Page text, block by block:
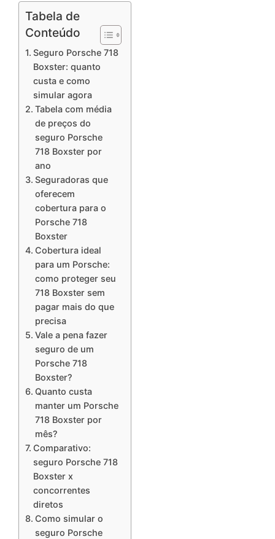
Tabela de
Conteúdo
Seguro Porsche 718
Boxster: quanto
custa e como
simular agora
Tabela com média
de preços do
seguro Porsche
718 Boxster por
ano
Seguradoras que
oferecem
cobertura para o
Porsche 718
Boxster
Cobertura ideal
para um Porsche:
como proteger seu
718 Boxster sem
pagar mais do que
precisa
Vale a pena fazer
seguro de um
Porsche 718
Boxster?
Quanto custa
manter um Porsche
718 Boxster por
mês?
Comparativo:
seguro Porsche 718
Boxster x
concorrentes
diretos
Como simular o
seguro Porsche